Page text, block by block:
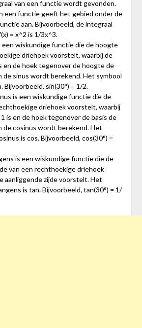
van een functie wordt gevonden.
een functie geeft het gebied onder de
aan. Bijvoorbeeld, de integraal
= x^2 is 1/3x^3.
een wiskundige functie die de hoogte
driehoek voorstelt, waarbij de
en de hoek tegenover de hoogte de
de sinus wordt berekend. Het symbool
Bijvoorbeeld, sin(30°) = 1/2.
is een wiskundige functie die de
driehoek voorstelt, waarbij
is en de hoek tegenover de basis de
de cosinus wordt berekend. Het
is cos. Bijvoorbeeld, cos(30°) =
is een wiskundige functie die de
van een rechthoekige driehoek
aanliggende zijde voorstelt. Het
is tan. Bijvoorbeeld, tan(30°) = 1/